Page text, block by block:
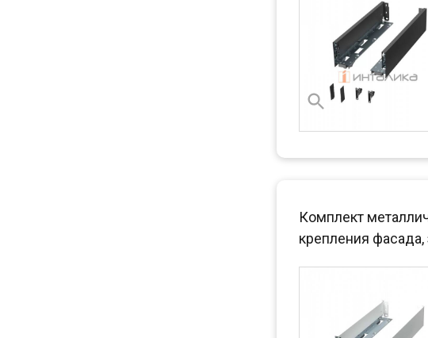
Комплект
крепления